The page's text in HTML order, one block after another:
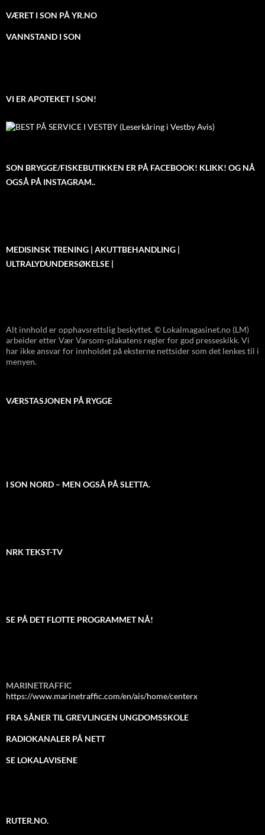
VÆRET I SON PÅ YR.NO
VANNSTAND I SON
VI ER APOTEKET I SON!
SON BRYGGE/FISKEBUTIKKEN ER PÅ FACEBOOK! KLIKK! OG NÅ
OGSÅ PÅ INSTAGRAM..
MEDISINSK TRENING | AKUTTBEHANDLING |
ULTRALYDUNDERSØKELSE |
Alt innhold er opphavsrettslig beskyttet. © Lokalmagasinet.no (LM)
arbeider etter Vær Varsom-plakatens regler for god presseskikk. Vi
har ikke ansvar for innholdet på eksterne nettsider som det lenkes til i
menyen.
VÆRSTASJONEN PÅ RYGGE
I SON NORD – MEN OGSÅ PÅ SLETTA.
NRK TEKST-TV
SE PÅ DET FLOTTE PROGRAMMET NÅ!
MARINETRAFFIC
https://www.marinetraffic.com/en/ais/home/centerx
FRA SÅNER TIL GREVLINGEN UNGDOMSSKOLE
RADIOKANALER PÅ NETT
SE LOKALAVISENE
RUTER.NO.